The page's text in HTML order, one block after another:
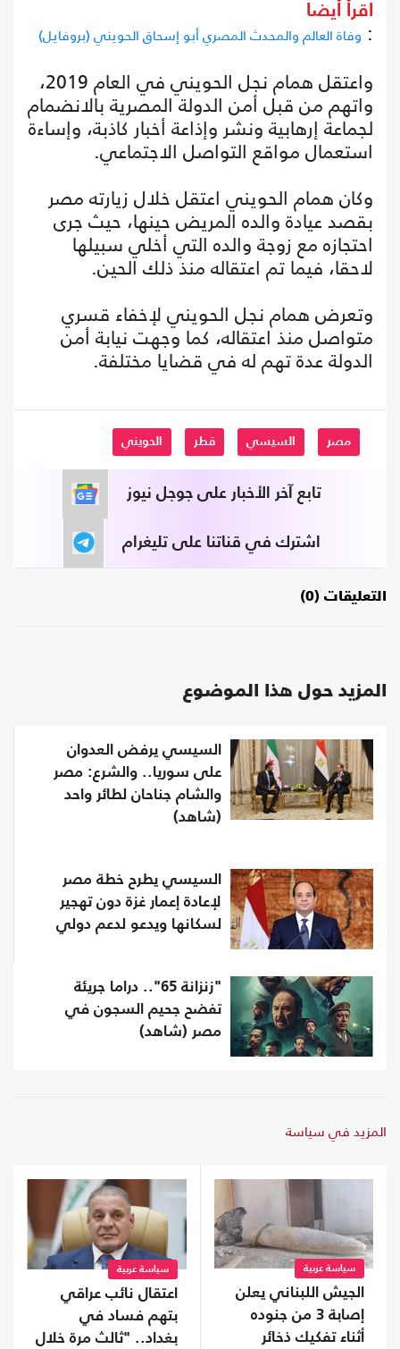
اقرأ أيضا
: وفاة العالم والمحدث المصري أبو إسحاق الحويني (بروفايل)
واعتقل همام نجل الحويني في العام 2019،
واتهم من قبل أمن الدولة المصرية بالانضمام
لجماعة إرهابية ونشر وإذاعة أخبار كاذبة، وإساءة
استعمال مواقع التواصل الاجتماعي.
وكان همام الحويني اعتقل خلال زيارته مصر
بقصد عيادة والده المريض حينها، حيث جرى
احتجازه مع زوجة والده التي أخلي سبيلها
لاحقا، فيما تم اعتقاله منذ ذلك الحين.
وتعرض همام نجل الحويني لإخفاء قسري
متواصل منذ اعتقاله، كما وجهت نيابة أمن
الدولة عدة تهم له في قضايا مختلفة.
مصر السيسي قطر الحويني
تابع آخر الأخبار على جوجل نيوز
اشترك في قناتنا على تليغرام
التعليقات (0)
المزيد حول هذا الموضوع
السيسي يرفض العدوان
على سوريا.. والشرع: مصر
والشام جناحان لطائر واحد
(شاهد)
السيسي يطرح خطة مصر
لإعادة إعمار غزة دون تهجير
لسكانها ويدعو لدعم دولي
"زنزانة 65".. دراما جريئة
تفضح جحيم السجون في
مصر (شاهد)
المزيد في سياسة
سياسة عربية
الجيش اللبناني يعلن
إصابة 3 من جنوده
أثناء تفكيك ذخائر
سياسة عربية
اعتقال نائب عراقي
بتهم فساد في
بغداد.. "ثالث مرة خلال